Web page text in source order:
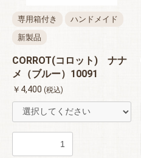
専用箱付き
ハンドメイド
新製品
CORROT(コロット) ナナ
メ（ブルー）10091
￥4,400 (税込)